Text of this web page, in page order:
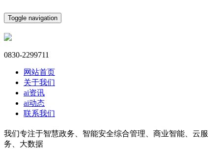
Toggle navigation
0830-2299711
网站首页
关于我们
ai资讯
ai动态
联系我们
我们专注于智慧政务、智能安全综合管理、商业智能、云服
务、大数据